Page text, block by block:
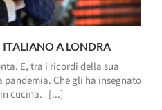
A LONDRA
E, tra i ricordi della sua
Che gli ha insegnato
cucina. [...]